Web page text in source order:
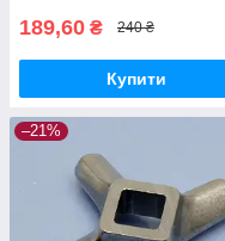
189,60 ₴ 240 ₴
Купити
–21%